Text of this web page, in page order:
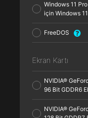
Windows 11
için Windows
FreeDOS
Ekran Kartı
NVIDIA®
96 Bit GDDR6
NVIDIA®